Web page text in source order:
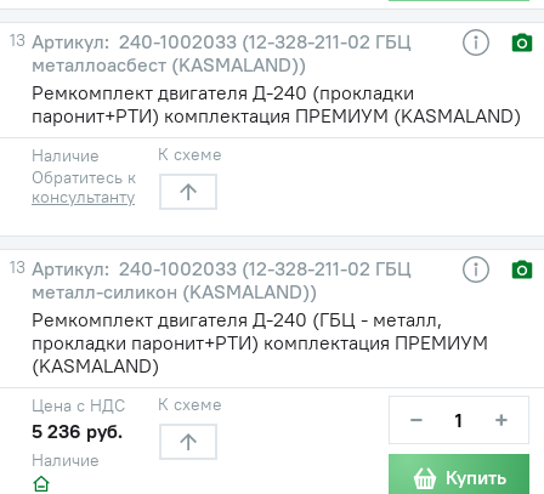
13
240-1002033 (12-328-211-02 ГБЦ
металлоасбест (KASMALAND))
Ремкомплект двигателя Д-240 (прокладки
паронит+РТИ) комплектация ПРЕМИУМ (KASMALAND)
Наличие
Обратитесь к
консультанту
К схеме
13
240-1002033 (12-328-211-02 ГБЦ
металл-силикон (KASMALAND))
Ремкомплект двигателя Д-240 (ГБЦ - металл,
прокладки паронит+РТИ) комплектация ПРЕМИУМ
(KASMALAND)
Наличие
Цена с НДС
5 236 руб.
К схеме − +
Купить